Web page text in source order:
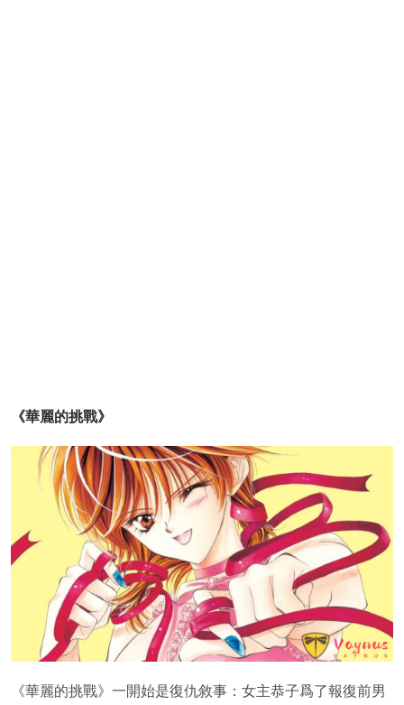
《華麗的挑戰》
《華麗的挑戰》一開始是復仇敘事：女主恭子爲了報復前男